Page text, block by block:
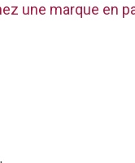
une marque en